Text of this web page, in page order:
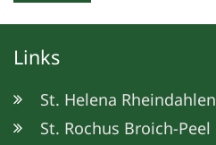
Links
St. Helena Rheindahlen
St. Rochus Broich-Peel